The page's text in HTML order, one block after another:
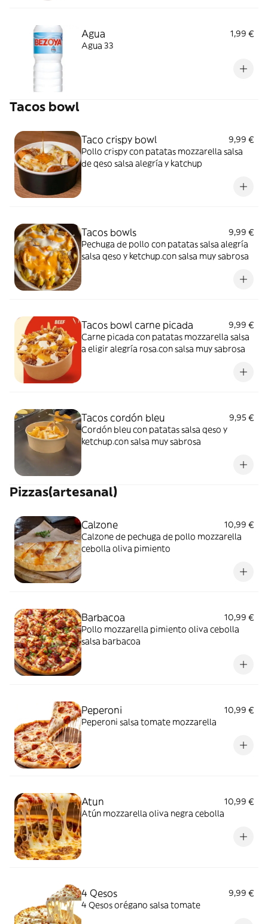
Agua
1,99 €
Agua 33
Tacos bowl
Taco crispy bowl
9,99 €
Pollo crispy con patatas mozzarella salsa
de qeso salsa alegría y katchup
Tacos bowls
9,99 €
Pechuga de pollo con patatas salsa alegría
salsa qeso y ketchup.con salsa muy sabrosa
Tacos bowl carne picada
9,99 €
Carne picada con patatas mozzarella salsa
a eligir alegría rosa.con salsa muy sabrosa
Tacos cordón bleu
9,95 €
Cordón bleu con patatas salsa qeso y
ketchup.con salsa muy sabrosa
Pizzas(artesanal)
Calzone
10,99 €
Calzone de pechuga de pollo mozzarella
cebolla oliva pimiento
Barbacoa
10,99 €
Pollo mozzarella pimiento oliva cebolla
salsa barbacoa
Peperoni
10,99 €
Peperoni salsa tomate mozzarella
Atun
10,99 €
Atún mozzarella oliva negra cebolla
4 Qesos
9,99 €
4 Qesos orégano salsa tomate